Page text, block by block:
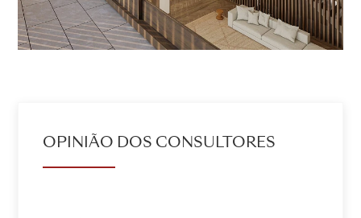
OPINIÃO DOS CONSULTORES